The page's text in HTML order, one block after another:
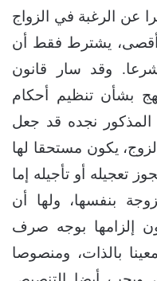
عن الرغبة في الزواج
أقصى، يشترط فقط أن
وقد سار قانون
بشأن تنظيم أحكام
المذكور نجده قد جعل
يكون مستحقا لها
تعجيله أو تأجيله إما
بنفسها، ولها أن
إلزامها بوجه صرف
بالذات، ومنصوصا